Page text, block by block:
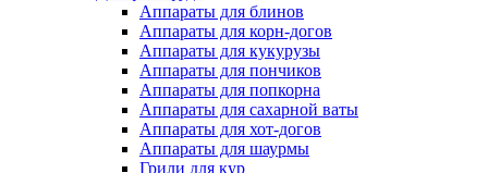
Аппараты для блинов
Аппараты для корн-догов
Аппараты для кукурузы
Аппараты для пончиков
Аппараты для попкорна
Аппараты для сахарной ваты
Аппараты для хот-догов
Аппараты для шаурмы
Грили для кур